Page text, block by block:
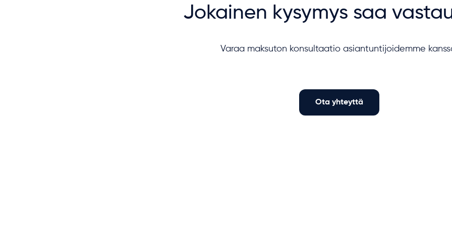
Jokainen kysymys saa
Varaa maksuton konsultaatio asiantuntijoidemme
Ota yhteyttä